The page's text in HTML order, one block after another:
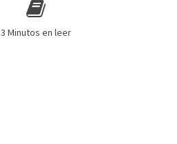
3 Minutos en leer